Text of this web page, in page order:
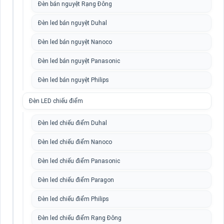
Đèn bán nguyệt Rạng Đông
Đèn led bán nguyệt Duhal
Đèn led bán nguyệt Nanoco
Đèn led bán nguyệt Panasonic
Đèn led bán nguyệt Philips
Đèn LED chiếu điểm
Đèn led chiếu điểm Duhal
Đèn led chiếu điểm Nanoco
Đèn led chiếu điểm Panasonic
Đèn led chiếu điểm Paragon
Đèn led chiếu điểm Philips
Đèn led chiếu điểm Rạng Đông